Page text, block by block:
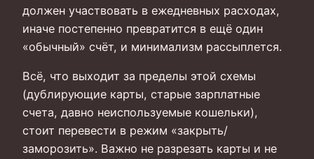
должен участвовать в ежедневных расходах,
иначе постепенно превратится в ещё один
«обычный» счёт, и минимализм рассыплется.
Всё, что выходит за пределы этой схемы
(дублирующие карты, старые зарплатные
счета, давно неиспользуемые кошельки),
стоит перевести в режим «закрыть/
заморозить». Важно не разрезать карты и не